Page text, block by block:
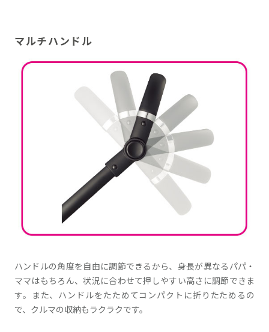
マルチハンドル
ハンドルの角度を自由に調節できるから、身長が異なるパパ・
ママはもちろん、状況に合わせて押しやすい高さに調節できま
す。また、ハンドルをたためてコンパクトに折りたためるの
で、クルマの収納もラクラクです。